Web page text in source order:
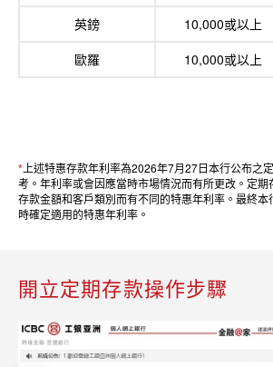
英鎊
10,000或以上
歐羅
10,000或以上
* 上述特惠存款年利率為2026年7月27日本行公布之
考。年利率或會因應當時市場情況而有所更改。定期
存款金額和客戶類別而有不同的特惠年利率。最終
時確定適用的特惠年利率。
開立定期存款操作步驟